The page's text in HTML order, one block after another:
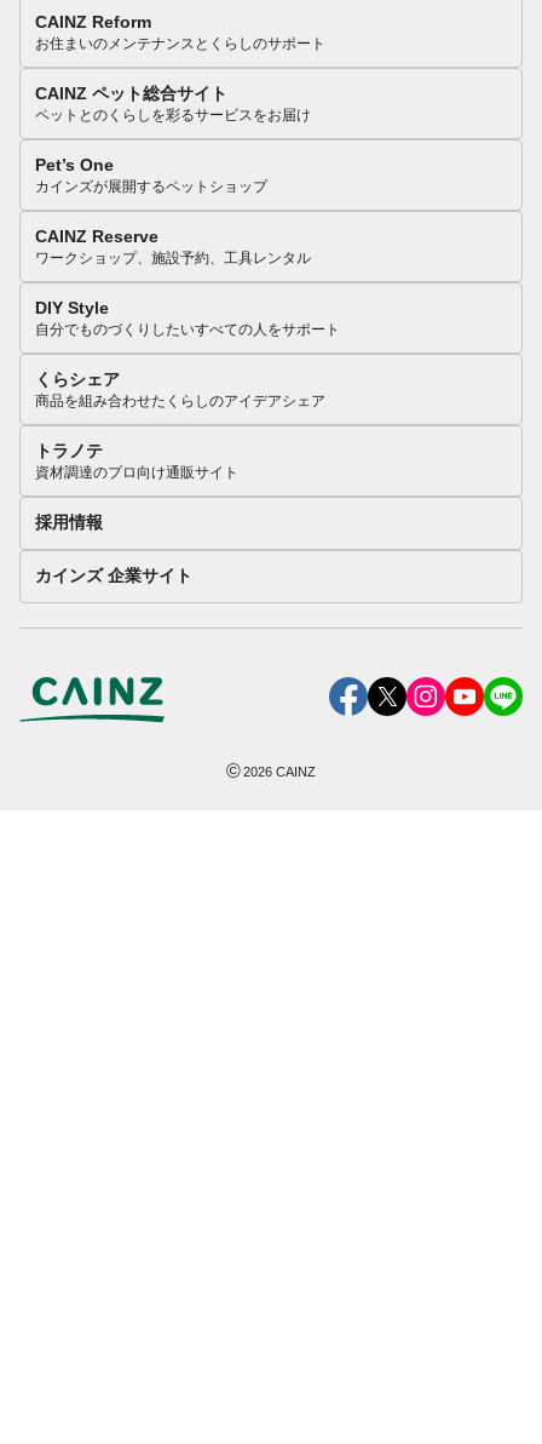
CAINZ Reform
お住まいのメンテナンスとくらしのサポート
CAINZ ペット総合サイト
ペットとのくらしを彩るサービスをお届け
Pet’s One
カインズが展開するペットショップ
CAINZ Reserve
ワークショップ、施設予約、工具レンタル
DIY Style
自分でものづくりしたいすべての人をサポート
くらシェア
商品を組み合わせたくらしのアイデアシェア
トラノテ
資材調達のプロ向け通販サイト
採用情報
カインズ 企業サイト
©2026 CAINZ